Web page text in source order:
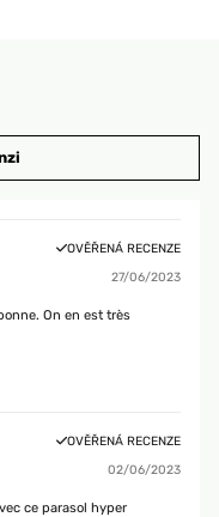
OVĚŘENÁ RECENZE
27/06/2023
On en est très
OVĚŘENÁ RECENZE
02/06/2023
ce parasol hyper